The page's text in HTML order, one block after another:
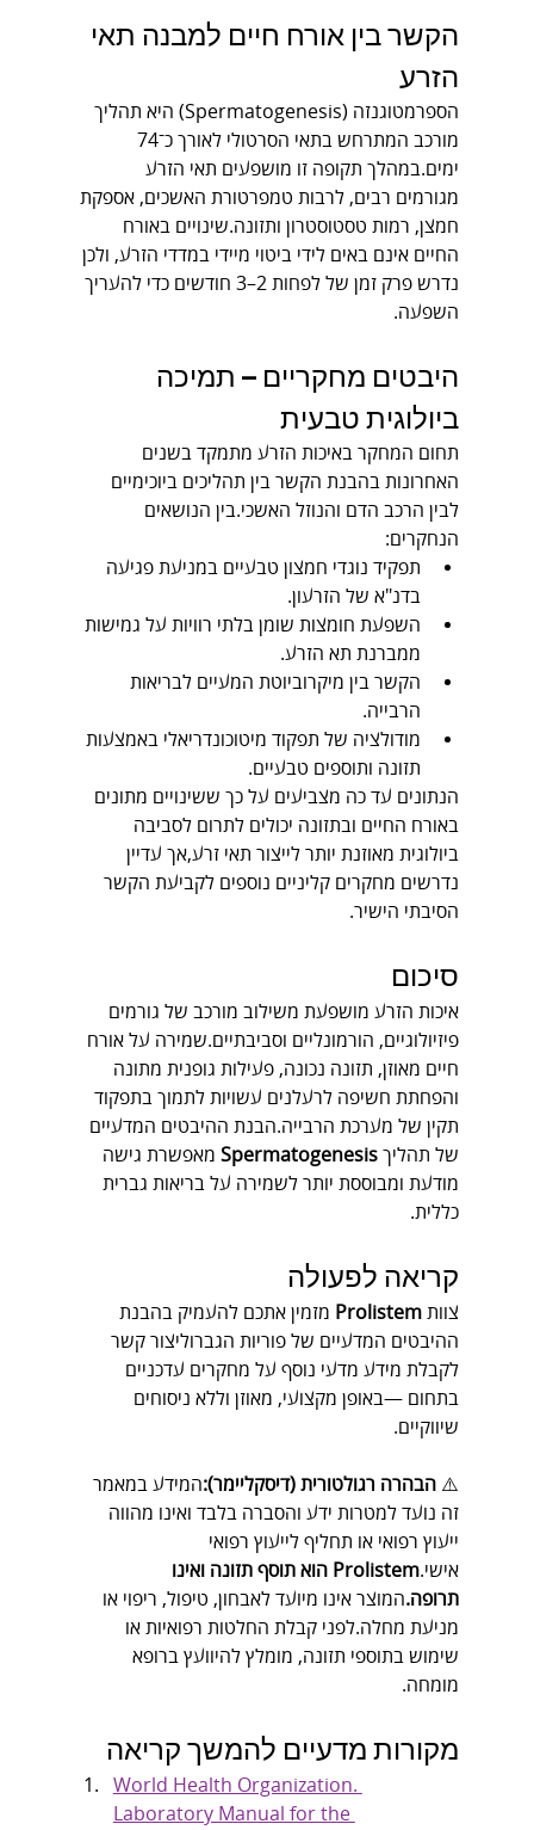
הקשר בין אורח חיים למבנה תאי
הזרע
הספרמטוגנזה (Spermatogenesis) היא תהליך
מורכב המתרחש בתאי הסרטולי לאורך כ־74
ימים.במהלך תקופה זו מושפעים תאי הזרע
מגורמים רבים, לרבות טמפרטורת האשכים, אספקת
חמצן, רמות טסטוסטרון ותזונה.שינויים באורח
החיים אינם באים לידי ביטוי מיידי במדדי הזרע, ולכן
נדרש פרק זמן של לפחות 2–3 חודשים כדי להעריך
השפעה.
היבטים מחקריים – תמיכה
ביולוגית טבעית
תחום המחקר באיכות הזרע מתמקד בשנים
האחרונות בהבנת הקשר בין תהליכים ביוכימיים
לבין הרכב הדם והנוזל האשכי.בין הנושאים
הנחקרים:
תפקיד נוגדי חמצון טבעיים במניעת פגיעה
בדנ"א של הזרעון.
השפעת חומצות שומן בלתי רוויות על גמישות
ממברנת תא הזרע.
הקשר בין מיקרוביוטת המעיים לבריאות
הרבייה.
מודולציה של תפקוד מיטוכונדריאלי באמצעות
תזונה ותוספים טבעיים.
הנתונים עד כה מצביעים על כך ששינויים מתונים
באורח החיים ובתזונה יכולים לתרום לסביבה
ביולוגית מאוזנת יותר לייצור תאי זרע,אך עדיין
נדרשים מחקרים קליניים נוספים לקביעת הקשר
הסיבתי הישיר.
סיכום
איכות הזרע מושפעת משילוב מורכב של גורמים
פיזיולוגיים, הורמונליים וסביבתיים.שמירה על אורח
חיים מאוזן, תזונה נכונה, פעילות גופנית מתונה
והפחתת חשיפה לרעלנים עשויות לתמוך בתפקוד
תקין של מערכת הרבייה.הבנת ההיבטים המדעיים
של תהליך Spermatogenesis מאפשרת גישה
מודעת ומבוססת יותר לשמירה על בריאות גברית
כללית.
קריאה לפעולה
צוות Prolistem מזמין אתכם להעמיק בהבנת
ההיבטים המדעיים של פוריות הגברוליצור קשר
לקבלת מידע מדעי נוסף על מחקרים עדכניים
בתחום —באופן מקצועי, מאוזן וללא ניסוחים
שיווקיים.
⚠️ הבהרה רגולטורית (דיסקליימר):המידע במאמר
זה נועד למטרות ידע והסברה בלבד ואינו מהווה
ייעוץ רפואי או תחליף לייעוץ רפואי
אישי.
Prolistem הוא תוסף תזונה ואינו
תרופה.המוצר אינו מיועד לאבחון, טיפול, ריפוי או
מניעת מחלה.לפני קבלת החלטות רפואיות או
שימוש בתוספי תזונה, מומלץ להיוועץ ברופא
מומחה.
מקורות מדעיים להמשך קריאה
World Health Organization.
Laboratory Manual for the